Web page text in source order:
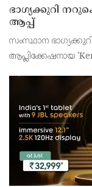
ഭാഗ്യക്കുറി
ആപ്പ്
സംസ്ഥാന
ആപ്ലിക്കേഷനായ
അഞ്ജു കെ എസ്